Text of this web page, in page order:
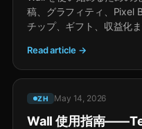
稿、グラフィティ、Pixel
チップ、ギフト、収益化
Read article →
ZH May 14, 2026
Wall 使用指南